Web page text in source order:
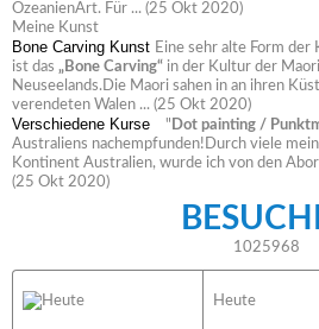
OzeanienArt. Für ... (25 Okt 2020)
Meine Kunst
Bone Carving Kunst Eine sehr alte Form der
ist das „Bone Carving“ in der Kultur der
Neuseelands.Die Maori sahen in an ihren
verendeten Walen ... (25 Okt 2020)
Verschiedene Kurse " Dot painting /
Australiens nachempfunden!Durch viele
Kontinent Australien, wurde ich von den
(25 Okt 2020)
1025968
Heute